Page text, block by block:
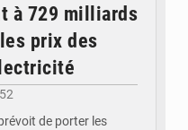
à 729 milliards
prix des
de porter les